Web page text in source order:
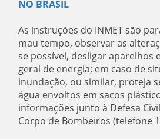
NO BRASIL
As instruções do INMET são
mau tempo, observar as
se possível, desligar aparelhos
geral de energia; em caso de
inundação, ou similar, proteja
água envoltos em sacos
informações junto à Defesa
Corpo de Bombeiros (telefone